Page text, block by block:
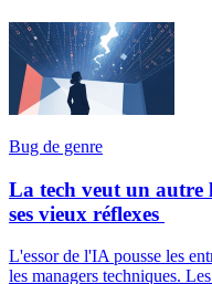
Bug de genre
La tech veut un autre
ses vieux réflexes
L'essor de l'IA pousse les
les managers techniques.